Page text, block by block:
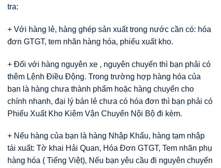
tra:
+ Với hàng lẻ, hàng ghép sản xuất trong nước cần có: hóa
đơn GTGT, tem nhãn hàng hóa, phiếu xuất kho.
+ Đối với hàng nguyên xe , nguyên chuyến thì bạn phải có
thêm Lệnh Điều Động. Trong trường hợp hàng hóa của
bạn là hàng chưa thành phẩm hoặc hàng chuyển cho
chính nhanh, đại lý bán lẻ chưa có hóa đơn thì bạn phải có
Phiếu Xuất Kho Kiêm Vận Chuyển Nội Bộ đi kèm.
+ Nếu hàng của bạn là hàng Nhập Khẩu, hàng tạm nhập
tái xuất: Tờ khai Hải Quan, Hóa Đơn GTGT, Tem nhãn phụ
hàng hóa ( Tiếng Việt), Nếu bạn yêu cầu đi nguyên chuyến